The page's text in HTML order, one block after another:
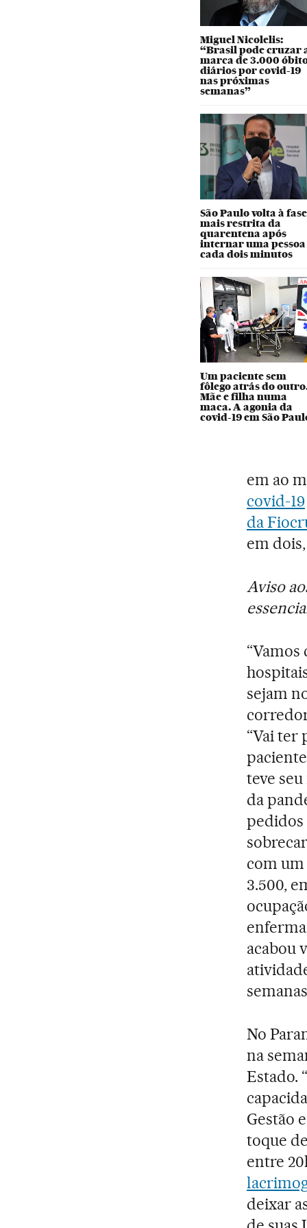
Miguel Nicolelis:
“Brasil pode cruzar
marca de 3.000
diários por covid-19
nas próximas
semanas”
São Paulo volta à fase
mais restrita da
quarentena após
internar uma pessoa
cada dois minutos
Um paciente sem
fôlego atrás do
Mãe e filha numa
maca. A agonia da
covid-19 em São
em ao
covid-19
da
em
Aviso
sejam
“Vai ter
teve
da
pedidos
com um
3.500,
acabou
No
na
Estado.
Gestão
toque
entre
deixar